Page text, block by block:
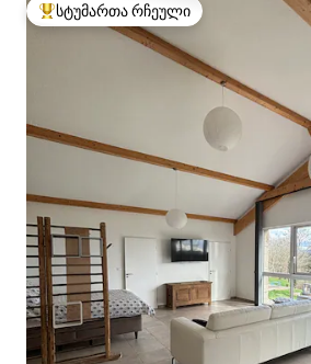
სტუმართა რჩეული მოწინავე ვარიანტი
სტუმართა რჩეული